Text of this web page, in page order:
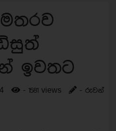
ඉවතට
- 1581 views
- රුවන්